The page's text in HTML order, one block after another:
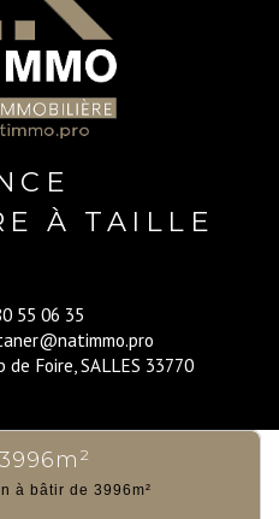
À TAILLE
55 06 35
de Foire, SALLES 33770
à bâtir de 3996m²